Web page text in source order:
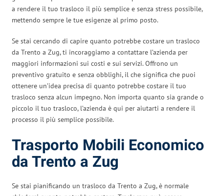
a rendere il tuo trasloco il più semplice e senza stress possibile,
mettendo sempre le tue esigenze al primo posto.
Se stai cercando di capire quanto potrebbe costare un trasloco
da Trento a Zug, ti incoraggiamo a contattare l’azienda per
maggiori informazioni sui costi e sui servizi. Offrono un
preventivo gratuito e senza obblighi, il che significa che puoi
ottenere un’idea precisa di quanto potrebbe costare il tuo
trasloco senza alcun impegno. Non importa quanto sia grande o
piccolo il tuo trasloco, l’azienda è qui per aiutarti a rendere il
processo il più semplice possibile.
Trasporto Mobili Economico
da Trento a Zug
Se stai pianificando un trasloco da Trento a Zug, è normale